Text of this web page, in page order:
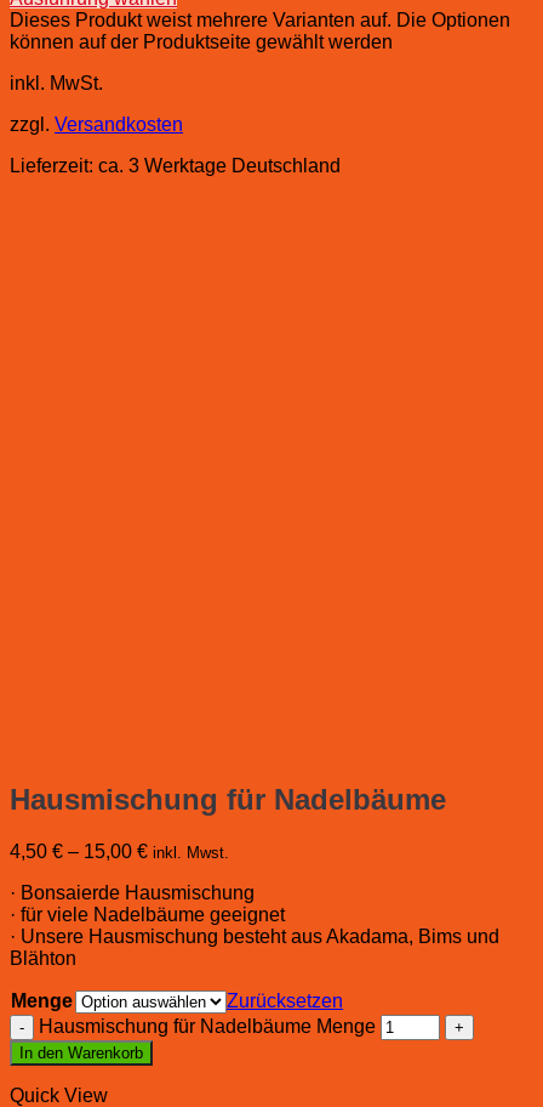
Dieses Produkt weist mehrere Varianten auf. Die Optionen
können auf der Produktseite gewählt werden
inkl. MwSt.
zzgl. Versandkosten
Lieferzeit: ca. 3 Werktage Deutschland
Hausmischung für Nadelbäume
4,50 € – 15,00 € inkl. Mwst.
· Bonsaierde Hausmischung
· für viele Nadelbäume geeignet
· Unsere Hausmischung besteht aus Akadama, Bims und
Blähton
Menge
Zurücksetzen
Hausmischung für Nadelbäume Menge
In den Warenkorb
Quick View